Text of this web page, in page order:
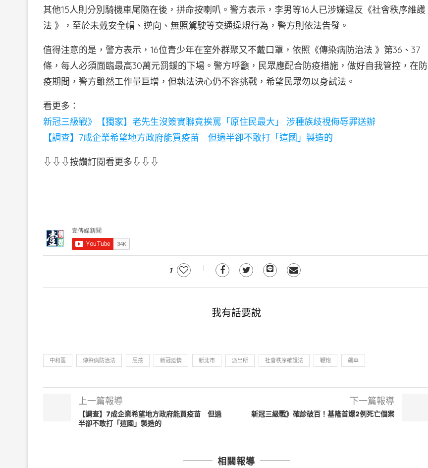
其他15人則分別騎機車尾隨在後，拼命按喇叭。警方表示，李男等16人已涉嫌違反《社會秩序維護
法 》，至於未戴安全帽、逆向、無照駕駛等交通違規行為，警方則依法告發。
值得注意的是，警方表示，16位青少年在室外群聚又不戴口罩，依照《傳染病防治法 》第36、37
條，每人必須面臨最高30萬元罰鍰的下場。警方呼籲，民眾應配合防疫措施，做好自我管控，在防
疫期間，警方雖然工作量巨增，但執法決心仍不容挑戰，希望民眾勿以身試法。
看更多：
新冠三級戰》【獨家】老先生沒簽實聯竟挨罵「原住民最大」 涉種族歧視侮辱罪送辦
【調查】7成企業希望地方政府能買疫苗 但過半卻不敢打「這國」製造的
⇩⇩⇩按讚訂閱看更多⇩⇩⇩
1
我有話要說
中和區 傳染病防治法 屁孩 新冠疫情 新北市 派出所 社會秩序維護法 鞭炮 飆車
上一篇報導
【調查】7成企業希望地方政府能買疫苗 但過
半卻不敢打「這國」製造的
下一篇報導
新冠三級戰》確診破百！基隆首爆2例死亡個案
相關報導